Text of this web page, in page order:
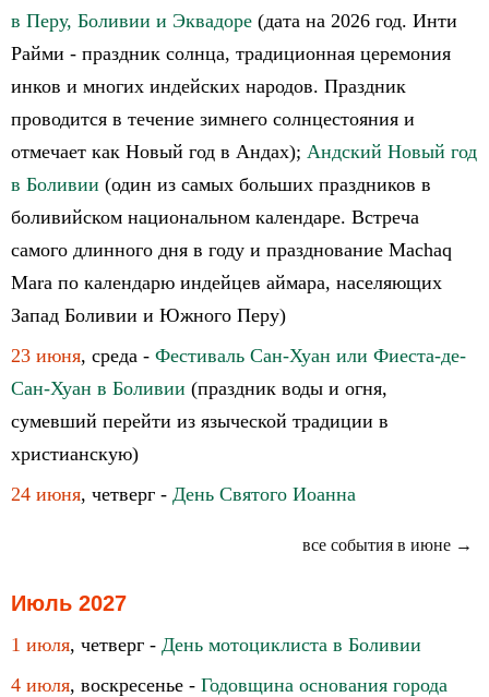
в Перу, Боливии и Эквадоре (дата на 2026 год. Инти
Райми - праздник солнца, традиционная церемония
инков и многих индейских народов. Праздник
проводится в течение зимнего солнцестояния и
отмечает как Новый год в Андах); Андский Новый год
в Боливии (один из самых больших праздников в
боливийском национальном календаре. Встреча
самого длинного дня в году и празднование Machaq
Mara по календарю индейцев аймара, населяющих
Запад Боливии и Южного Перу)
23 июня, среда - Фестиваль Сан-Хуан или Фиеста-де-
Сан-Хуан в Боливии (праздник воды и огня,
сумевший перейти из языческой традиции в
христианскую)
24 июня, четверг - День Святого Иоанна
все события в июне →
Июль 2027
1 июля, четверг - День мотоциклиста в Боливии
4 июля, воскресенье - Годовщина основания города